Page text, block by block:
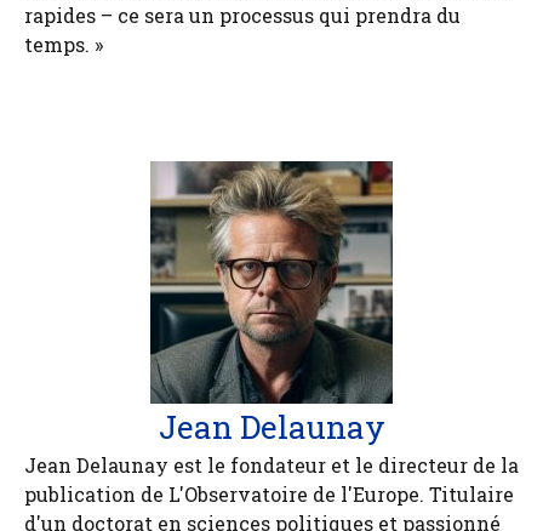
rapides – ce sera un processus qui prendra du
temps. »
Jean Delaunay
Jean Delaunay est le fondateur et le directeur de la
publication de L'Observatoire de l'Europe. Titulaire
d'un doctorat en sciences politiques et passionné